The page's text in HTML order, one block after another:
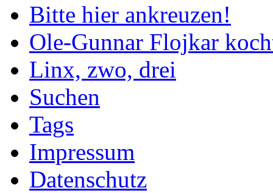
Bitte hier ankreuzen!
Ole-Gunnar Flojkar
Linx, zwo, drei
Suchen
Tags
Impressum
Datenschutz